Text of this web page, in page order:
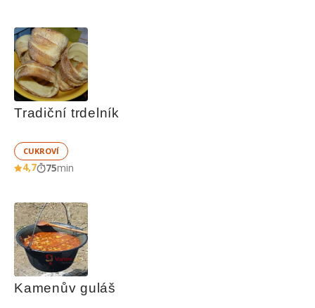
Tradiční trdelník
CUKROVÍ
4,7 75min
Kamenův guláš